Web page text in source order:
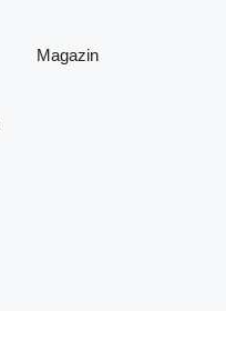
Magazin